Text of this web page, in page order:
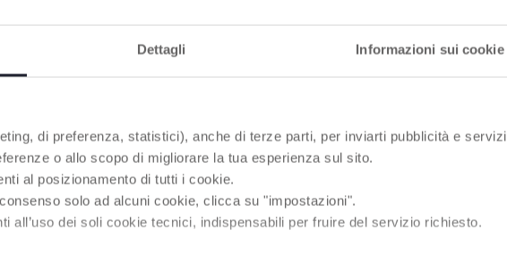
Dettagli Informazioni sui cookie
di preferenza, statistici), anche di terze parti, per inviarti pubblicità e servizi
o allo scopo di migliorare la tua esperienza sul sito.
al posizionamento di tutti i cookie.
solo ad alcuni cookie, clicca su "impostazioni".
all’uso dei soli cookie tecnici, indispensabili per fruire del servizio richiesto.